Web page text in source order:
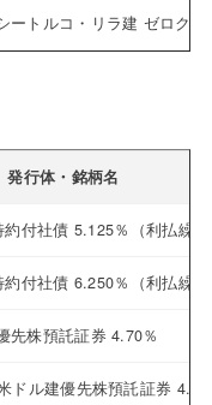
ートルコ・リラ建 ゼロクー
発行体・銘柄名
付社債 5.125％（利払繰
付社債 6.250％（利払繰
先株預託証券 4.70％
ドル建優先株預託証券